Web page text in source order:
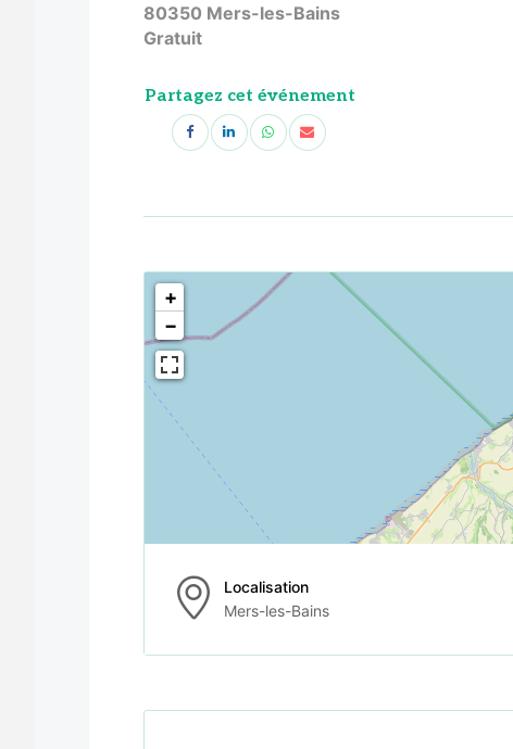
80350 Mers-les-Bains
Gratuit
Partagez cet événement
<!---->
+
−
Localisation
Mers-les-Bains